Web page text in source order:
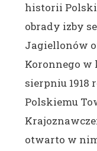
historii
obrady izby
Jagiellonów
Koronnego w
sierpniu 1918
Polskiemu
otwarto w